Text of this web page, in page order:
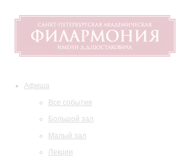
Афиша
Все события
Большой зал
Малый зал
Лекции